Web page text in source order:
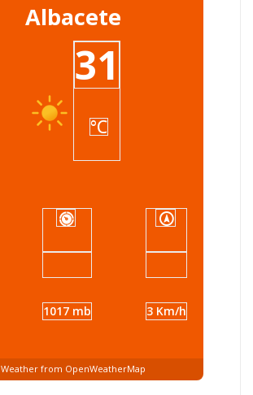
Albacete
31
°C
1017 mb 3 Km/h
Weather from OpenWeatherMap